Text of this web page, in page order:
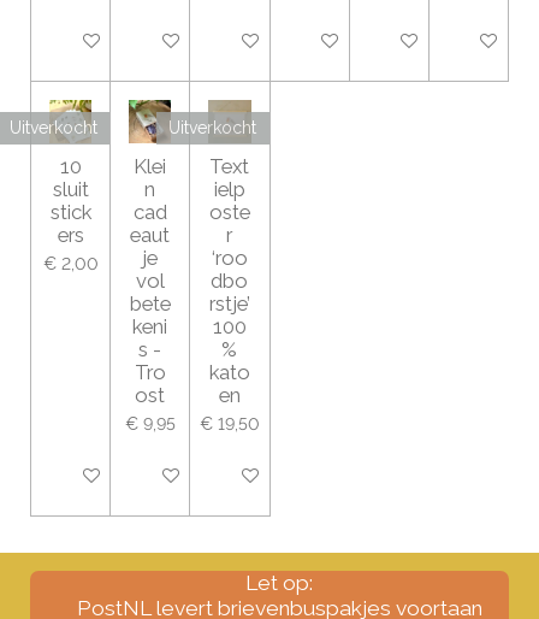
Houd mij op de hoogte
In winkelwagenIn winkelwagenIn winkelwagenIn winkelwagenHoud mij
Uitverkocht
10
sluit
stick
ers
€ 2,00
Houd mij op de hoogte
Klei
n
cad
eaut
je
vol
bete
keni
s -
Tro
ost
€ 9,95
In winkelwagen
Uitverkocht
Text
ielp
oste
r
‘roo
dbo
rstje’
100
%
kato
en
€ 19,50
Houd mij op de hoogte
Let op:
PostNL levert brievenbuspakjes voortaan